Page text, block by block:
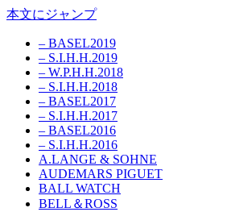
本文にジャンプ
– BASEL2019
– S.I.H.H.2019
– W.P.H.H.2018
– S.I.H.H.2018
– BASEL2017
– S.I.H.H.2017
– BASEL2016
– S.I.H.H.2016
A.LANGE & SOHNE
AUDEMARS PIGUET
BALL WATCH
BELL＆ROSS